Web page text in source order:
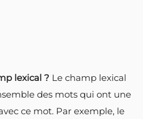
lexical ? Le champ lexical
des mots qui ont une
ce mot. Par exemple, le